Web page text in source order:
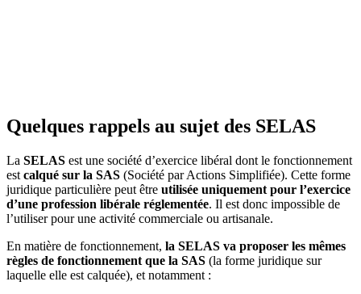
Quelques rappels au sujet des SELAS
La SELAS est une société d’exercice libéral dont le fonctionnement
est calqué sur la SAS (Société par Actions Simplifiée). Cette forme
juridique particulière peut être utilisée uniquement pour l’exercice
d’une profession libérale réglementée. Il est donc impossible de
l’utiliser pour une activité commerciale ou artisanale.
En matière de fonctionnement, la SELAS va proposer les mêmes
règles de fonctionnement que la SAS (la forme juridique sur
laquelle elle est calquée), et notamment :